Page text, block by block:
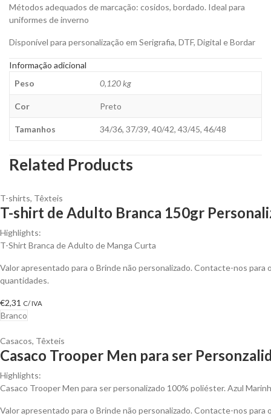
Métodos adequados de marcação: cosidos, bordado. Ideal para
uniformes de inverno
Disponível para personalização em Serigrafia, DTF, Digital e Bordar
Informação adicional
Peso
0,120 kg
Cor Preto
Tamanhos 34/36, 37/39, 40/42, 43/45, 46/48
Related Products
T-shirts, Têxteis
T-shirt de Adulto Branca 150gr
Highlights:
T-Shirt Branca de Adulto de Manga Curta
Valor apresentado para o Brinde não personalizado. Contacte-nos
quantidades.
€2,31 C/ IVA
Branco
Casacos, Têxteis
Casaco Trooper Men para ser
Highlights:
Casaco Trooper Men para ser personalizado 100% poliéster. Azul
Valor apresentado para o Brinde não personalizado. Contacte-nos